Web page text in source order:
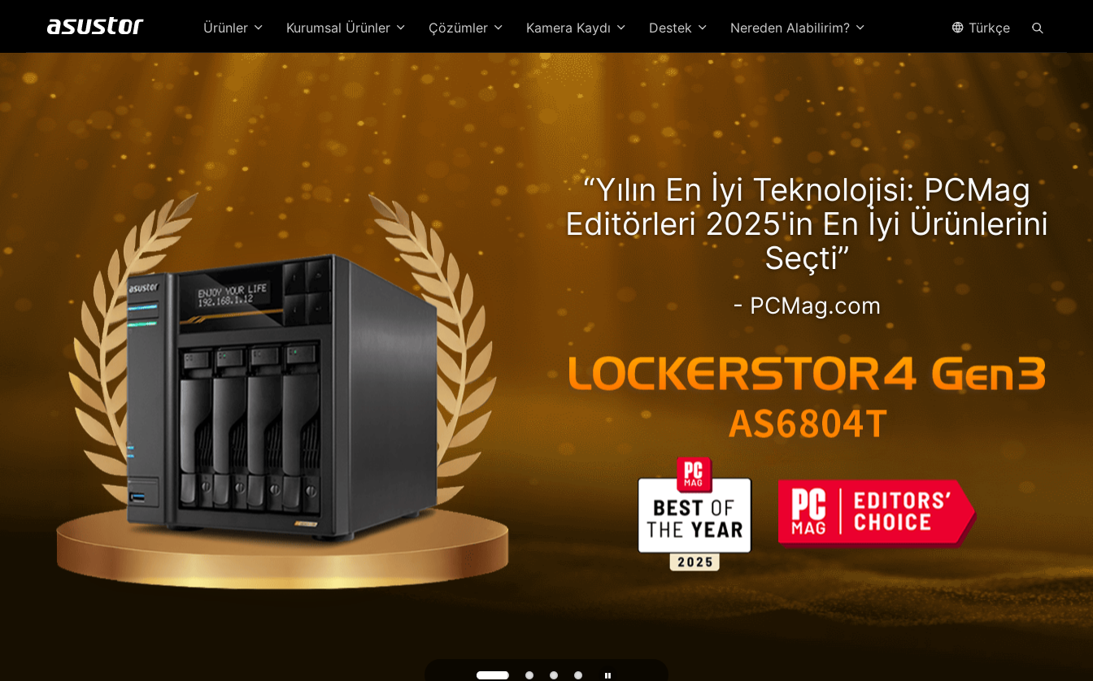
Ürünler Kurumsal Ürünler Çözümler Kamera Kaydı Destek Nereden Alabilirim? Türkçe
“Yılın En İyi Teknolojisi: PCMag
Editörleri 2025'in En İyi Ürünlerini
Seçti”
- PCMag.com
Lockerstor 24R Pro Gen2, Ryzen
Gücüyle Artan Performans ve Hız!
Yüksek Performanslı 2,5 GbE NAS
Ev ve Ofis İçin Güvenilir Depolama
PQC Ready
Geleceğin Kuantum Saldırılarına Karşı Savunma